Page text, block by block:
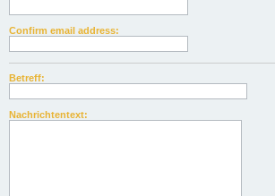
Confirm email address:
Betreff:
Nachrichtentext: